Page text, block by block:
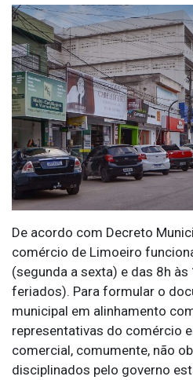
De acordo com Decreto
comércio de Limoeiro
(segunda a sexta) e das 8h
feriados). Para formular o
municipal em alinhamento
representativas do comércio
comercial, comumente, não
disciplinados pelo governo